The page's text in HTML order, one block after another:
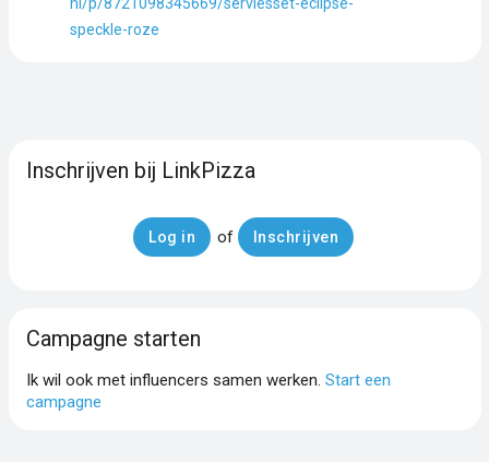
speckle-roze
Inschrijven bij LinkPizza
Log in of Inschrijven
Campagne starten
Ik wil ook met influencers samen werken. Start een
campagne